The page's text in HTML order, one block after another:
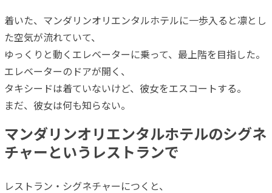
着いた、マンダリンオリエンタルホテルに一歩入ると凛とし
た空気が流れていて、
ゆっくりと動くエレベーターに乗って、最上階を目指した。
エレベーターのドアが開く、
タキシードは着ていないけど、彼女をエスコートする。
まだ、彼女は何も知らない。
マンダリンオリエンタルホテルのシグネ
チャーというレストランで
レストラン・シグネチャーにつくと、